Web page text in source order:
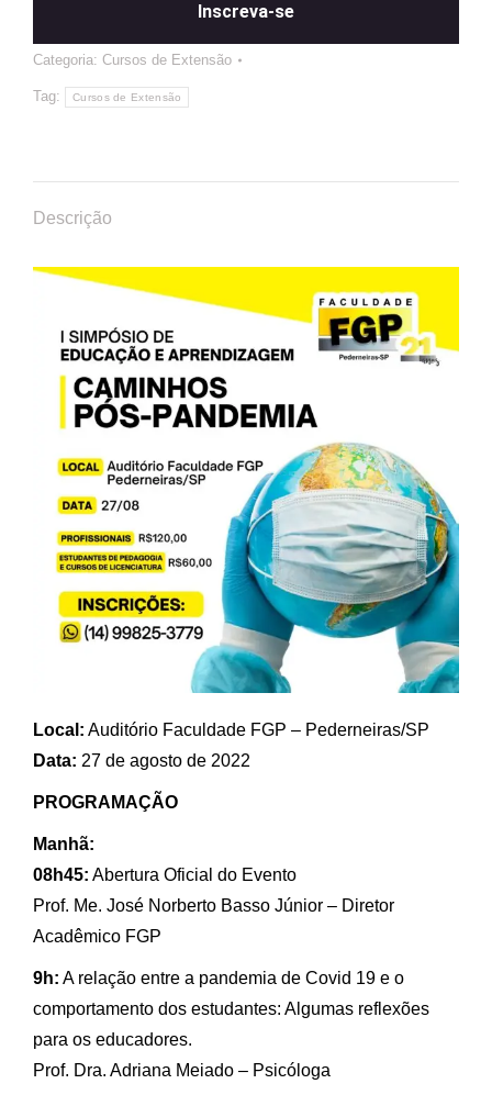
Inscreva-se
Categoria: Cursos de Extensão
Tag: Cursos de Extensão
Descrição
Local: Auditório Faculdade FGP – Pederneiras/SP
Data: 27 de agosto de 2022
PROGRAMAÇÃO
Manhã:
08h45: Abertura Oficial do Evento
Prof. Me. José Norberto Basso Júnior – Diretor
Acadêmico FGP
9h: A relação entre a pandemia de Covid 19 e o
comportamento dos estudantes: Algumas reflexões
para os educadores.
Prof. Dra. Adriana Meiado – Psicóloga